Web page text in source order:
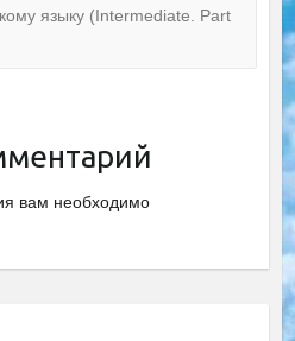
языку (Intermediate. Part
вам необходимо